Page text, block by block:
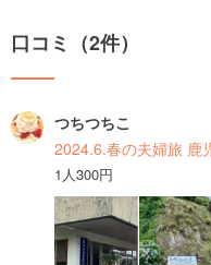
口コミ（2件）
つちつちこ
2024.6.春の夫婦旅 鹿
1人300円